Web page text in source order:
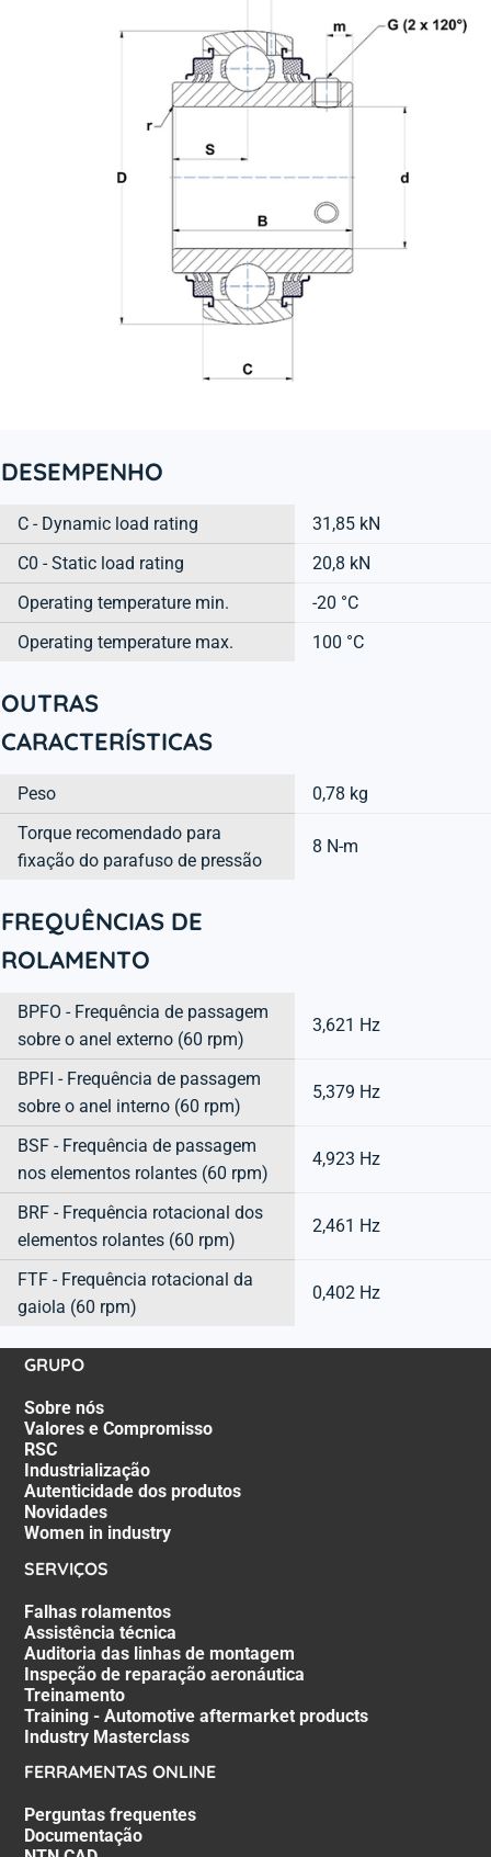
DESEMPENHO
C - Dynamic load rating
31,85 kN
C0 - Static load rating
20,8 kN
Operating temperature min.
-20 °C
Operating temperature max.
100 °C
OUTRAS
CARACTERÍSTICAS
Peso
0,78 kg
Torque recomendado para
fixação do parafuso de pressão
8 N-m
FREQUÊNCIAS DE
ROLAMENTO
BPFO - Frequência de passagem
sobre o anel externo (60 rpm)
3,621 Hz
BPFI - Frequência de passagem
sobre o anel interno (60 rpm)
5,379 Hz
BSF - Frequência de passagem
nos elementos rolantes (60 rpm)
4,923 Hz
BRF - Frequência rotacional dos
elementos rolantes (60 rpm)
2,461 Hz
FTF - Frequência rotacional da
gaiola (60 rpm)
0,402 Hz
GRUPO
Sobre nós
Valores e Compromisso
RSC
Industrialização
Autenticidade dos produtos
Novidades
Women in industry
SERVIÇOS
Falhas rolamentos
Assistência técnica
Auditoria das linhas de montagem
Inspeção de reparação aeronáutica
Treinamento
Training - Automotive aftermarket products
Industry Masterclass
FERRAMENTAS ONLINE
Perguntas frequentes
Documentação